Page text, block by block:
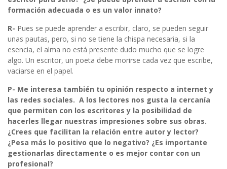
formación adecuada o es un valor innato?
R- Pues se puede aprender a escribir, claro, se pueden seguir
unas pautas, pero, si no se tiene la chispa necesaria, si la
esencia, el alma no está presente dudo mucho que se logre
algo. Un escritor, un poeta debe morirse cada vez que escribe,
vaciarse en el papel.
P- Me interesa también tu opinión respecto a internet y
las redes sociales. A los lectores nos gusta la cercanía
que permiten con los escritores y la posibilidad de
hacerles llegar nuestras impresiones sobre sus obras.
¿Crees que facilitan la relación entre autor y lector?
¿Pesa más lo positivo que lo negativo? ¿Es importante
gestionarlas directamente o es mejor contar con un
profesional?